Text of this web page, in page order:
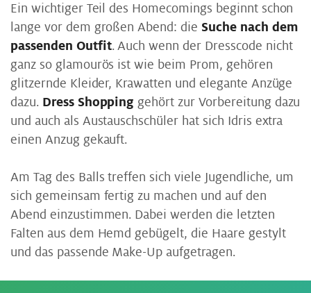
Ein wichtiger Teil des Homecomings beginnt schon
lange vor dem großen Abend: die Suche nach dem
passenden Outfit. Auch wenn der Dresscode nicht
ganz so glamourös ist wie beim Prom, gehören
glitzernde Kleider, Krawatten und elegante Anzüge
dazu. Dress Shopping gehört zur Vorbereitung dazu
und auch als Austauschschüler hat sich Idris extra
einen Anzug gekauft.
Am Tag des Balls treffen sich viele Jugendliche, um
sich gemeinsam fertig zu machen und auf den
Abend einzustimmen. Dabei werden die letzten
Falten aus dem Hemd gebügelt, die Haare gestylt
und das passende Make-Up aufgetragen.